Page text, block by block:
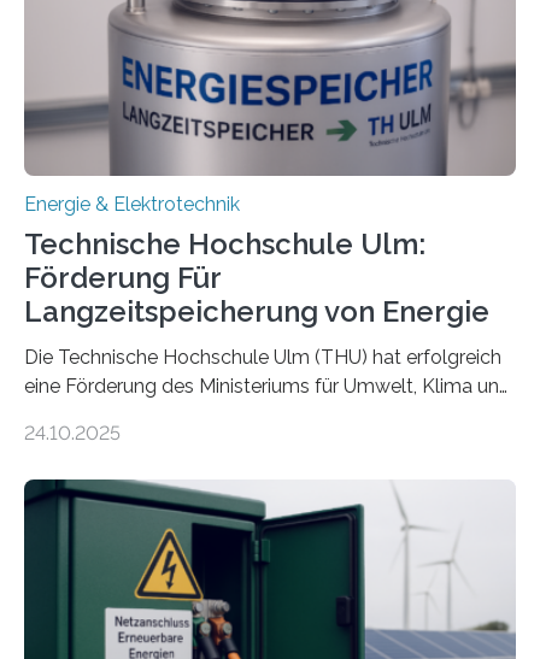
Energie & Elektrotechnik
Technische Hochschule Ulm:
Förderung Für
Langzeitspeicherung von Energie
Die Technische Hochschule Ulm (THU) hat erfolgreich
eine Förderung des Ministeriums für Umwelt, Klima und
Forschungsprojekt „LAGER – Langzeitspeicherung in
Quartieren“ eingeworben. Ziel des Projekts ist die
Entwicklung, Erprobung und Demonstration von
Konzepten zur langfristigen Energiespeicherung in
sektorübergreifend vernetzten Energiesystemen. Das
Projekt startete am 15. Oktober 2025, hat eine Laufzeit
von drei Jahren und ein Gesamtvolumen von rund 2,9
24.10.2025